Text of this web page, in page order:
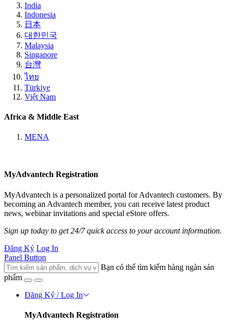
India
Indonesia
日本
대한민국
Malaysia
Singapore
台灣
ไทย
Türkiye
Việt Nam
Africa & Middle East
MENA
MyAdvantech Registration
MyAdvantech is a personalized portal for Advantech customers. By
becoming an Advantech member, you can receive latest product
news, webinar invitations and special eStore offers.
Sign up today to get 24/7 quick access to your account information.
Đăng Ký Log In
Panel Button
Bạn có thể tìm kiếm hàng ngàn sản
phẩm
Đăng Ký / Log In
MyAdvantech Registration